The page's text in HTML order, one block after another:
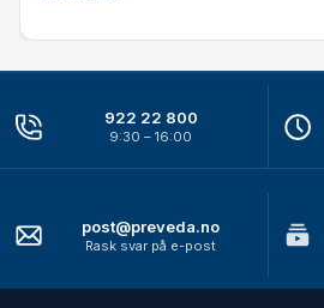
922 22 800
9:30 – 16:00
post@preveda.no
Rask svar på e-post